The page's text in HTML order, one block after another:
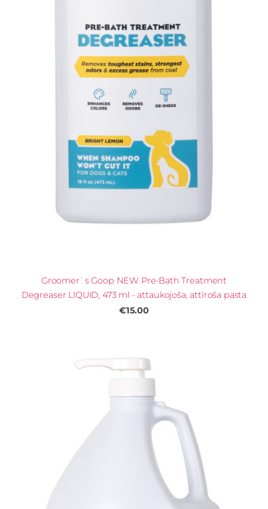
Groomer`s Goop NEW Pre-Bath Treatment
Degreaser LIQUID, 473 ml - attaukojoša, attīroša pasta
€15.00